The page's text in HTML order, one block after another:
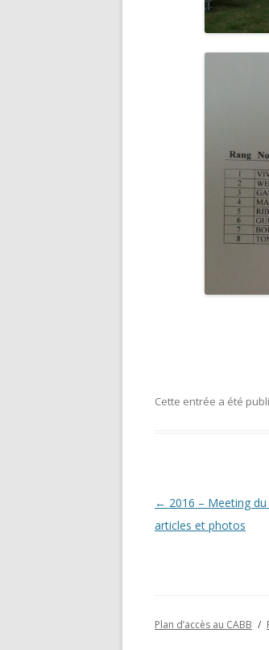
Cette entrée a été
Navigation
des
← 2016 – Meeting
articles et photos
Plan d’accès au CABB